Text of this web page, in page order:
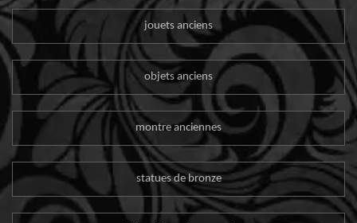
jouets anciens
objets anciens
montre anciennes
statues de bronze